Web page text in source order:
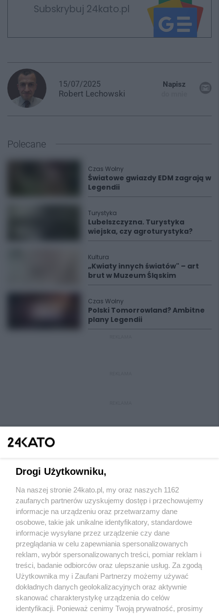
Subskrybuj 24kato.pl
15/07/2025
Robert Lechowski
Napisz
Polecane
Czas Wolny
Światowe gwiazdy EDM zagrają w
Legendii
Turystyka
Lubelszczyzna. Turystyka
wiejska, czy agroturystyka?
Kultura
„Kwiaty innych światów" – art
brut w Muzeum Śląskim
Czas Wolny
Polski Tomorrowland? Ambitne
plany Legendii
Wydawca mediów lokalnych
Nie zapomnij
zapoznać się z:
polityką prywatności regulamin korzystania z portali
Twojemiasto
Piekary Śląskie
Chorzów
Tarnowskie Góry
Skontakuj sięz nami
Kontakt
Wydawca
Redakcja
Drogi Użytkowniku,
Na naszej stronie 24kato.pl, my oraz naszych 1162
zaufanych partnerów uzyskujemy dostęp i przechowujemy
informacje na urządzeniu oraz przetwarzamy dane
osobowe, takie jak unikalne identyfikatory, standardowe
informacje wysyłane przez urządzenie czy dane
przeglądania w celu zapewniania spersonalizowanych
reklam, wybór spersonalizowanych treści, pomiar reklam i
treści, badanie odbiorców oraz ulepszanie usług. Za zgodą
Użytkownika my i Zaufani Partnerzy możemy używać
dokładnych danych geolokalizacyjnych oraz aktywnie
skanować charakterystykę urządzenia do celów
identyfikacji. Ponieważ cenimy Twoją prywatność, prosimy